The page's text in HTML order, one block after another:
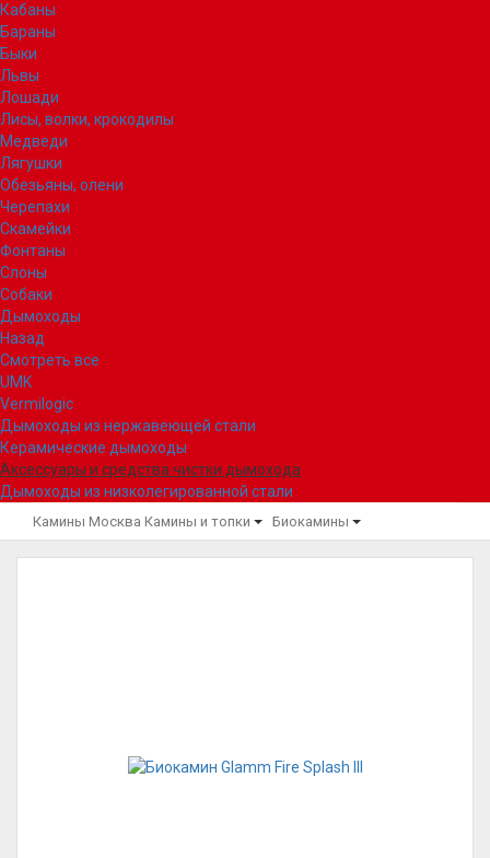
Кабаны
Бараны
Быки
Львы
Лошади
Лисы, волки, крокодилы
Медведи
Лягушки
Обезьяны, олени
Черепахи
Скамейки
Фонтаны
Слоны
Собаки
Дымоходы
Назад
Смотреть все
UMK
Vermilogic
Дымоходы из нержавеющей стали
Керамические дымоходы
Аксессуары и средства чистки дымохода
Дымоходы из низколегированной стали
Камины Москва Камины и топки Биокамины